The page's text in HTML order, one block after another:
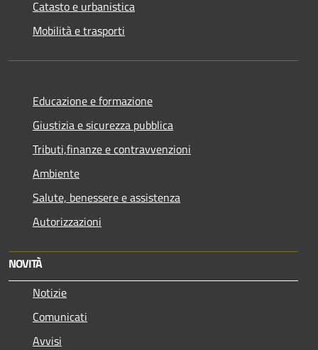
Catasto e urbanistica
Mobilità e trasporti
Educazione e formazione
Giustizia e sicurezza pubblica
Tributi,finanze e contravvenzioni
Ambiente
Salute, benessere e assistenza
Autorizzazioni
NOVITÀ
Notizie
Comunicati
Avvisi